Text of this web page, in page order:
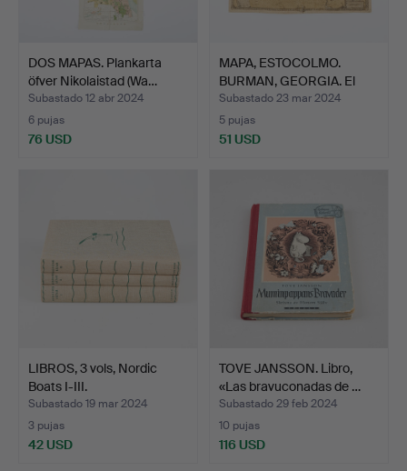
DOS MAPAS. Plankarta
öfver Nikolaistad (Wa…
Subastado 12 abr 2024
6 pujas
76 USD
MAPA, ESTOCOLMO.
BURMAN, GEORGIA. El
mapa …
Subastado 23 mar 2024
5 pujas
51 USD
LIBROS, 3 vols, Nordic
Boats I-III.
Subastado 19 mar 2024
3 pujas
42 USD
TOVE JANSSON. Libro,
«Las bravuconadas de …
Subastado 29 feb 2024
10 pujas
116 USD